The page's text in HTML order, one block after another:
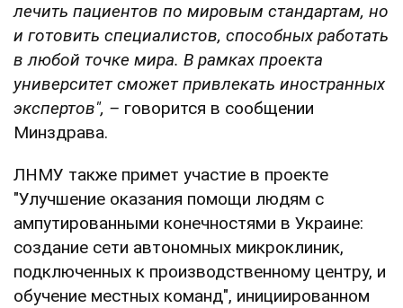
лечить пациентов по мировым стандартам, но
и готовить специалистов, способных работать
в любой точке мира. В рамках проекта
университет сможет привлекать иностранных
экспертов", – говорится в сообщении
Минздрава.
ЛНМУ также примет участие в проекте
"Улучшение оказания помощи людям с
ампутированными конечностями в Украине:
создание сети автономных микроклиник,
подключенных к производственному центру, и
обучение местных команд", инициированном